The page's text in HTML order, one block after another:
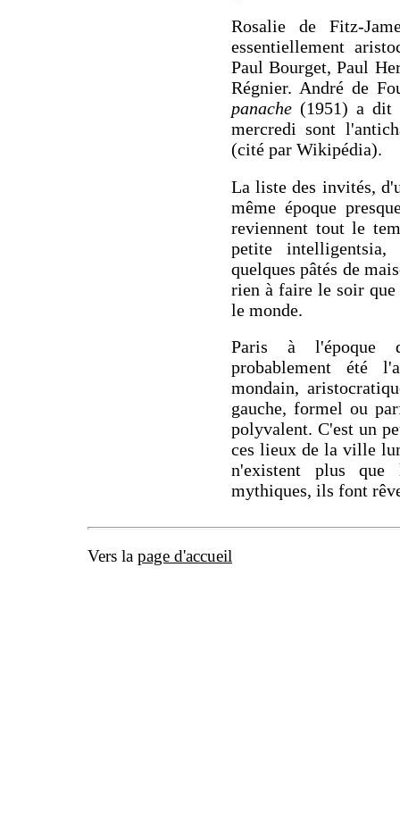
Rosalie de Fitz-
essentiellement
Paul Bourget, Paul
Régnier. André de
panache (1951) a
mercredi sont
(cité par Wikipédia).
La liste des invités,
même époque
reviennent tout le
petite
quelques pâtés de
rien à faire le soir
le monde.
Paris à l'époque
probablement été
mondain,
gauche, formel ou
polyvalent. C'est un
ces lieux de la ville
n'existent plus que
mythiques, ils font
Vers la page d'accueil